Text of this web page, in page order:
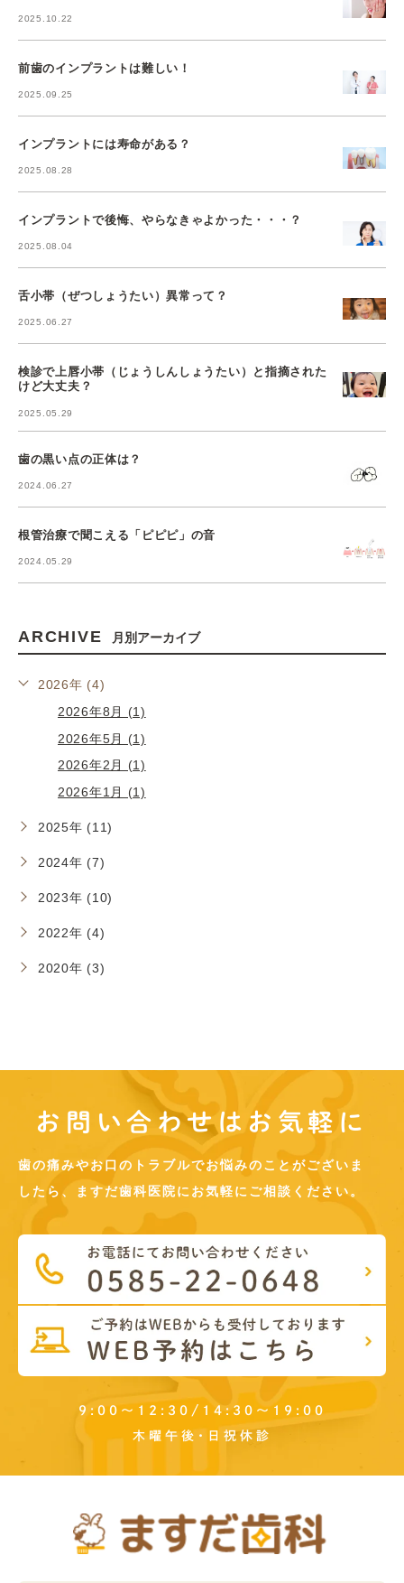
2025.10.22
前歯のインプラントは難しい！
2025.09.25
インプラントには寿命がある？
2025.08.28
インプラントで後悔、やらなきゃよかった・・・？
2025.08.04
舌小帯（ぜつしょうたい）異常って？
2025.06.27
検診で上唇小帯（じょうしんしょうたい）と指摘された
けど大丈夫？
2025.05.29
歯の黒い点の正体は？
2024.06.27
根管治療で聞こえる「ピピピ」の音
2024.05.29
ARCHIVE 月別アーカイブ
2026年 (4)
2026年8月 (1)
2026年5月 (1)
2026年2月 (1)
2026年1月 (1)
2025年 (11)
2024年 (7)
2023年 (10)
2022年 (4)
2020年 (3)
お問い合わせはお気軽に
歯の痛みやお口のトラブルでお悩みのことがございま
したら、ますだ歯科医院にお気軽にご相談ください。
9:00～12:30/14:30～19:00
木曜午後･日祝休診